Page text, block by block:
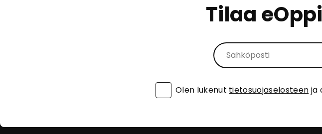
Tilaa
Olen lukenut tietosuojaselosteen ja